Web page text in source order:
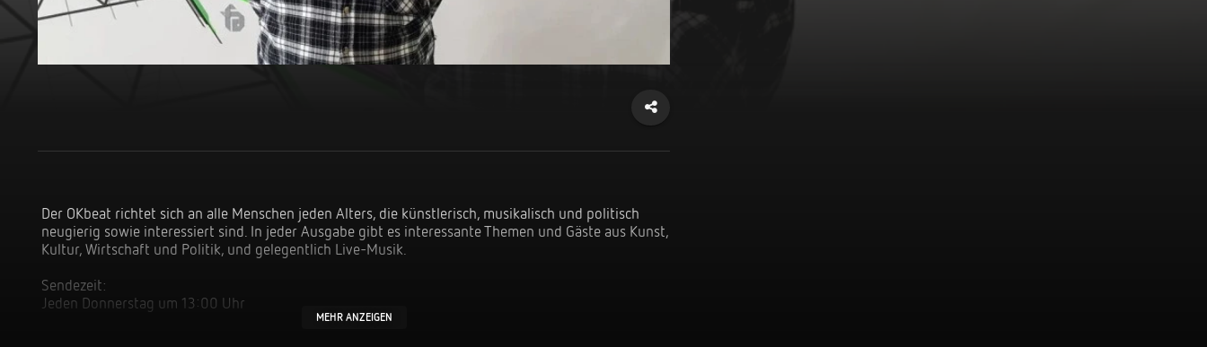
MEHR ANZEIGEN
Der OKbeat richtet sich an alle Menschen jeden Alters, die künstlerisch, musikalisch und politisch
neugierig sowie interessiert sind. In jeder Ausgabe gibt es interessante Themen und Gäste aus Kunst,
Kultur, Wirtschaft und Politik, und gelegentlich Live-Musik.
Sendezeit:
Jeden Donnerstag um 13:00 Uhr